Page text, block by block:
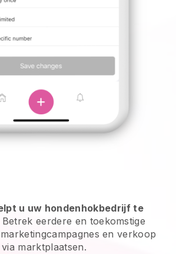
u uw hondenhokbedrijf te
Betrek eerdere en toekomstige
en verkoop
via marktplaatsen.